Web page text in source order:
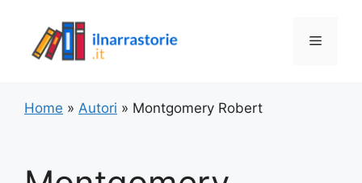
contenuto
Menu
Home » Autori » Montgomery Robert